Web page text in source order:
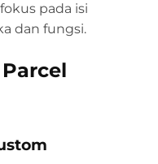
pada isi
dan fungsi.